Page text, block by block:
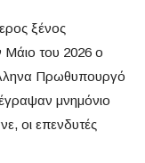
ξένος
Μάιο του 2026 ο
Πρωθυπουργό
μνημόνιο
οι επενδυτές